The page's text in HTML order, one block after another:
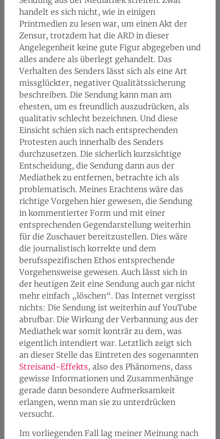
handelt es sich nicht, wie in einigen
Printmedien zu lesen war, um einen Akt der
Zensur, trotzdem hat die ARD in dieser
Angelegenheit keine gute Figur abgegeben und
alles andere als überlegt gehandelt. Das
Verhalten des Senders lässt sich als eine Art
missglückter, negativer Qualitätssicherung
beschreiben. Die Sendung kann man am
ehesten, um es freundlich auszudrücken, als
qualitativ schlecht bezeichnen. Und diese
Einsicht schien sich nach entsprechenden
Protesten auch innerhalb des Senders
durchzusetzen. Die sicherlich kurzsichtige
Entscheidung, die Sendung dann aus der
Mediathek zu entfernen, betrachte ich als
problematisch. Meines Erachtens wäre das
richtige Vorgehen hier gewesen, die Sendung
in kommentierter Form und mit einer
entsprechenden Gegendarstellung weiterhin
für die Zuschauer bereitzustellen. Dies wäre
die journalistisch korrekte und dem
berufsspezifischen Ethos entsprechende
Vorgehensweise gewesen. Auch lässt sich in
der heutigen Zeit eine Sendung auch gar nicht
mehr einfach „löschen“. Das Internet vergisst
nichts: Die Sendung ist weiterhin auf YouTube
abrufbar. Die Wirkung der Verbannung aus der
Mediathek war somit konträr zu dem, was
eigentlich intendiert war. Letztlich zeigt sich
an dieser Stelle das Eintreten des sogenannten
Streisand-Effekts, also des Phänomens, dass
gewisse Informationen und Zusammenhänge
gerade dann besondere Aufmerksamkeit
erlangen, wenn man sie zu unterdrücken
versucht.
Im vorliegenden Fall lag meiner Meinung nach